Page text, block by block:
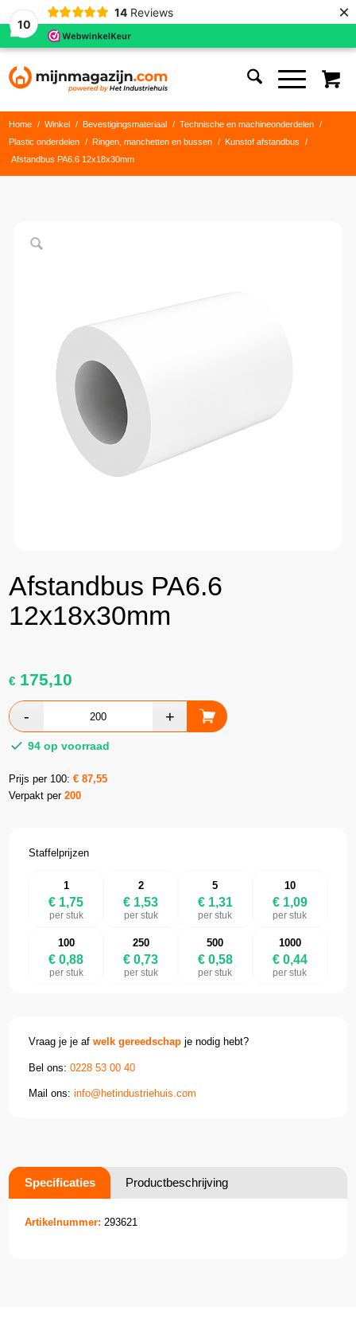
10
14 Reviews ×
Home / Winkel / Bevestigingsmateriaal / Technische en machineonderdelen
/
Plastic onderdelen
/ Ringen, manchetten en bussen / Kunstof afstandbus
/
Afstandbus PA6.6 12x18x30mm
Afstandbus PA6.6
12x18x30mm
€ 175,10
94 op voorraad
Prijs per 100:€87,55
Verpakt per200
Staffelprijzen
1
€ 1,75
per stuk
2
€ 1,53
per stuk
5
€ 1,31
per stuk
10
€ 1,09
per stuk
100
€ 0,88
per stuk
250
€ 0,73
per stuk
500
€ 0,58
per stuk
1000
€ 0,44
per stuk
Vraag je je afwelk gereedschap je nodig hebt?
Bel ons:0228 53 00 40
Mail ons:info@hetindustriehuis.com
Specificaties Productbeschrijving
Artikelnummer: 293621